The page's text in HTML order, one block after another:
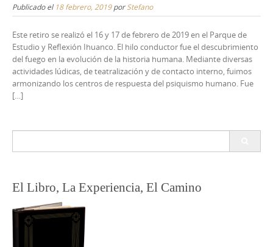
Publicado el 18 febrero, 2019porStefano
Este retiro se realizó el 16 y 17 de febrero de 2019 en el Parque de
Estudio y Reflexión Ihuanco. El hilo conductor fue el descubrimiento
del fuego en la evolución de la historia humana. Mediante diversas
actividades lúdicas, de teatralización y de contacto interno, fuimos
armonizando los centros de respuesta del psiquismo humano. Fue
[…]
El Libro, La Experiencia, El Camino